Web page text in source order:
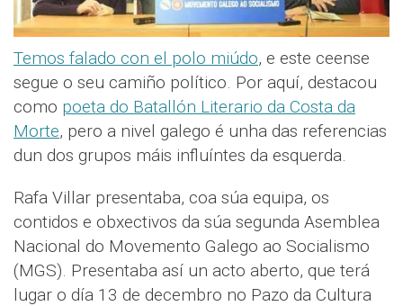
Temos falado con el polo miúdo, e este ceense
segue o seu camiño político. Por aquí, destacou
como poeta do Batallón Literario da Costa da
Morte, pero a nivel galego é unha das referencias
dun dos grupos máis influíntes da esquerda.
Rafa Villar presentaba, coa súa equipa, os
contidos e obxectivos da súa segunda Asemblea
Nacional do Movemento Galego ao Socialismo
(MGS). Presentaba así un acto aberto, que terá
lugar o día 13 de decembro no Pazo da Cultura